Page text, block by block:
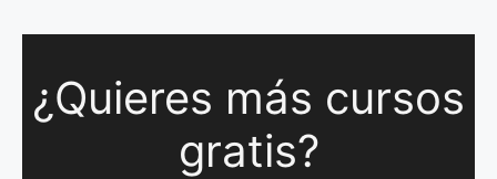
¿Quieres más cursos
gratis?